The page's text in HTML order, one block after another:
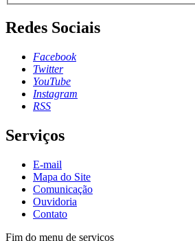
Redes Sociais
Facebook
Twitter
YouTube
Instagram
RSS
Serviços
E-mail
Mapa do Site
Comunicação
Ouvidoria
Contato
Fim do menu de serviços